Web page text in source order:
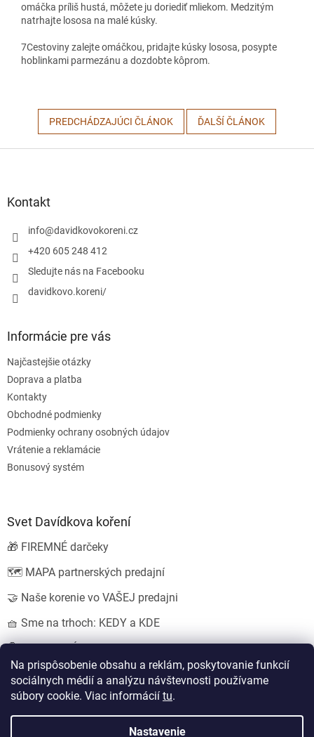
Na prispôsobenie obsahu a reklám, poskytovanie funkcií
sociálnych médií a analýzu návštevnosti používame
súbory cookie. Viac informácií tu.
Nastavenie
omáčka príliš hustá, môžete ju doriediť mliekom. Medzitým
natrhajte lososa na malé kúsky.
7Cestoviny zalejte omáčkou, pridajte kúsky lososa, posypte
hoblinkami parmezánu a dozdobte kôprom.
PREDCHÁDZAJÚCI ČLÁNOK ĎALŠÍ ČLÁNOK
Kontakt
info@davidkovokoreni.cz
+420 605 248 412
Sledujte nás na Facebooku
davidkovo.koreni/
Informácie pre vás
Najčastejšie otázky
Doprava a platba
Kontakty
Obchodné podmienky
Podmienky ochrany osobných údajov
Vrátenie a reklamácie
Bonusový systém
Svet Davídkova koření
🎁 FIREMNÉ darčeky
🗺️ MAPA partnerských predajní
🤝 Naše korenie vo VAŠEJ predajni
🧺 Sme na trhoch: KEDY a KDE
💍 SVADOBNÉ darčeky
EshopyUmíme.cz